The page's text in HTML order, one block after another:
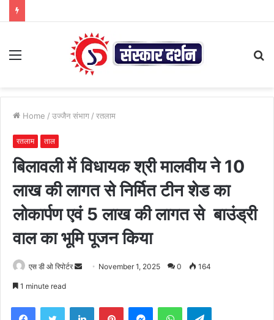
Menu
Home / उज्जैन संभाग / रतलाम
रतलाम ताल
बिलावली में विधायक श्री मालवीय ने 10
लाख की लागत से निर्मित टीन शेड का
लोकार्पण एवं 5 लाख की लागत से बाउंड्री
वाल का भूमि पूजन किया
एस डी ओ रिपोर्टर
Send November 1, 2025 0 164
1 minute read
FacebookTwitter LinkedInPinterestMessengerWhatsAppTelegram